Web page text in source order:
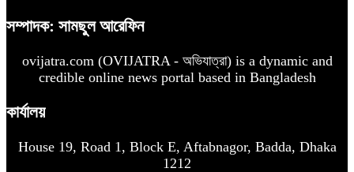
সম্পাদক: সামছুল আরেফিন
ovijatra.com (OVIJATRA - অভিযাত্রা) is a dynamic and
credible online news portal based in Bangladesh
কার্যালয়
House 19, Road 1, Block E, Aftabnagor, Badda, Dhaka
1212